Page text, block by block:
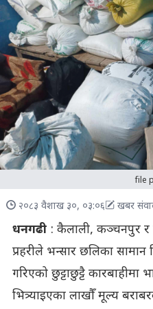
file
२०८३ वैशाख ३०, ०३:०६ खबर
धनगढी : कैलाली, कञ्चनपुर र
प्रहरीले भन्सार छलिका
गरिएको छुट्टाछुट्टै
भित्र्याइएका लाखौँ मूल्य